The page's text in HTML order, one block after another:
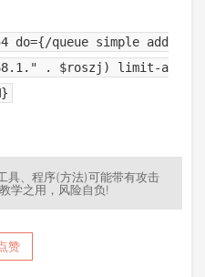
queue simple add
. $roszj) limit-a
具、程序(方法)可能带有攻击
学之用，风险自负!
赞